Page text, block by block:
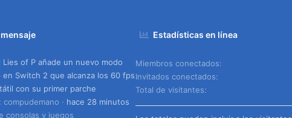
Lies of P añade un nuevo modo
en Switch 2 que alcanza los 60 fps
con su primer parche
compudemano
hace 28 minutos
consolas y juegos
Estadísticas en línea
Miembros conectados
Invitados conectados
Total de visitantes